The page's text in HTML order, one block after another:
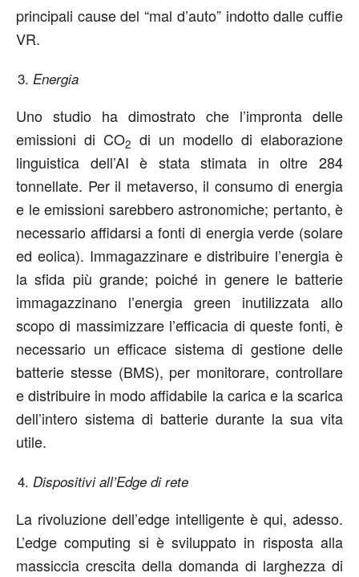
principali cause del “mal d’auto” indotto dalle cuffie
VR.
Energia
Uno studio ha dimostrato che l’impronta delle
emissioni di CO2 di un modello di elaborazione
linguistica dell’AI è stata stimata in oltre 284
tonnellate. Per il metaverso, il consumo di energia
e le emissioni sarebbero astronomiche; pertanto, è
necessario affidarsi a fonti di energia verde (solare
ed eolica). Immagazzinare e distribuire l’energia è
la sfida più grande; poiché in genere le batterie
immagazzinano l’energia green inutilizzata allo
scopo di massimizzare l’efficacia di queste fonti, è
necessario un efficace sistema di gestione delle
batterie stesse (BMS), per monitorare, controllare
e distribuire in modo affidabile la carica e la scarica
dell’intero sistema di batterie durante la sua vita
utile.
Dispositivi all’Edge di rete
La rivoluzione dell’edge intelligente è qui, adesso.
L’edge computing si è sviluppato in risposta alla
massiccia crescita della domanda di larghezza di